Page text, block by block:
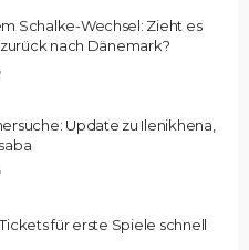
Schalke-Wechsel: Zieht es
nach Dänemark?
Update zu Ilenikhena,
für erste Spiele schnell